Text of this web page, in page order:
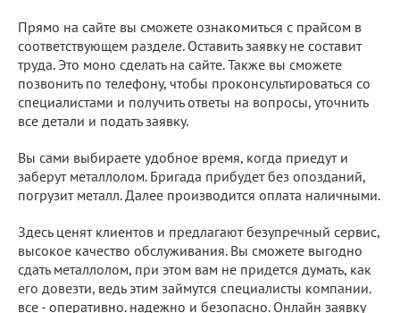
Прямо на сайте вы сможете ознакомиться с прайсом в
соответствующем разделе. Оставить заявку не составит
труда. Это моно сделать на сайте. Также вы сможете
позвонить по телефону, чтобы проконсультироваться со
специалистами и получить ответы на вопросы, уточнить
все детали и подать заявку.
Вы сами выбираете удобное время, когда приедут и
заберут металлолом. Бригада прибудет без опозданий,
погрузит металл. Далее производится оплата наличными.
Здесь ценят клиентов и предлагают безупречный сервис,
высокое качество обслуживания. Вы сможете выгодно
сдать металлолом, при этом вам не придется думать, как
его довезти, ведь этим займутся специалисты компании.
все - оперативно. надежно и безопасно. Онлайн заявку